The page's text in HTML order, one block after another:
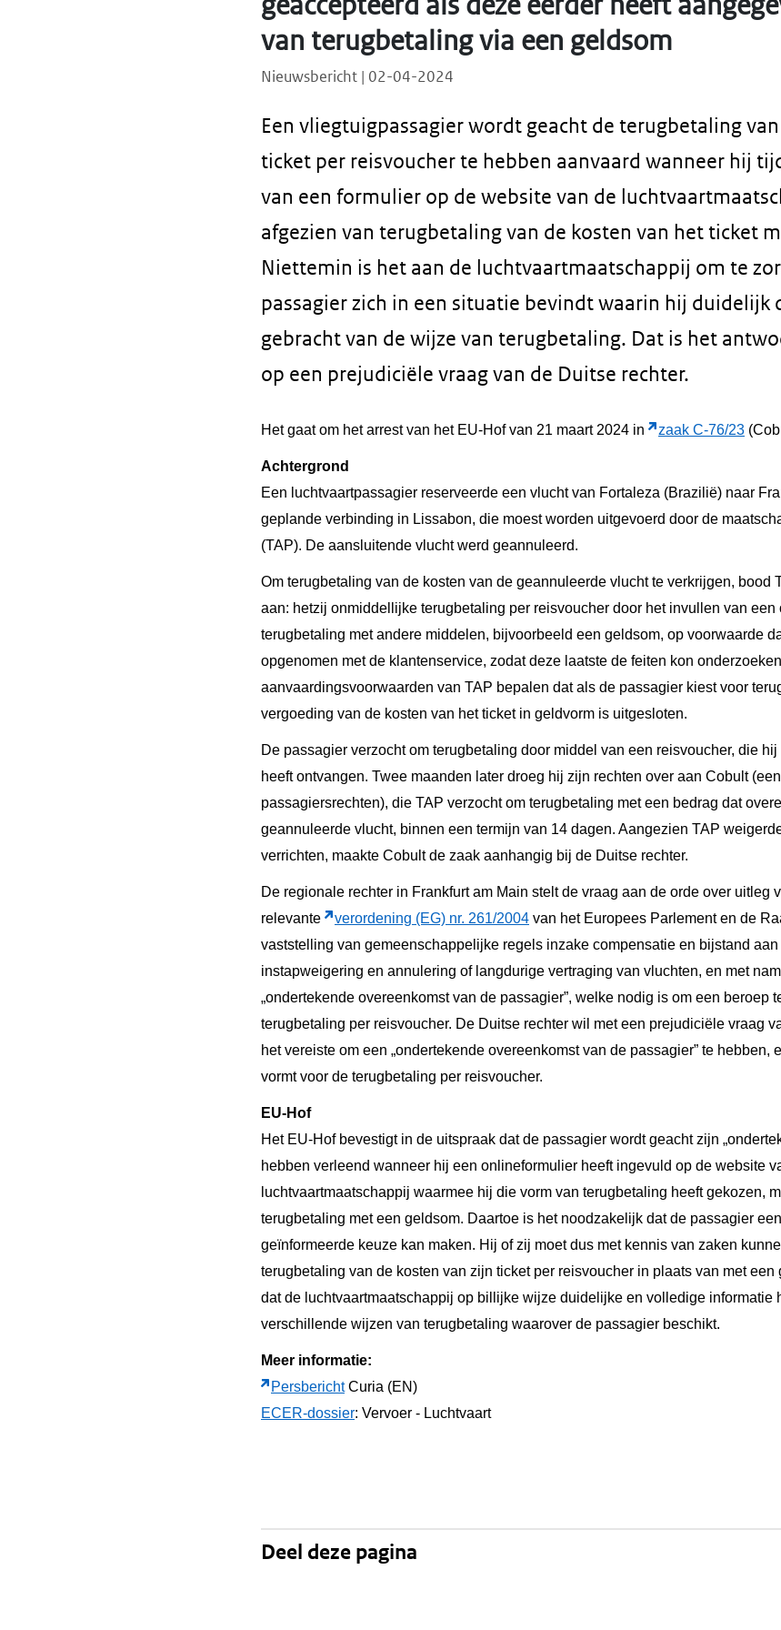
van terugbetaling via een geldsom
Nieuwsbericht | 02-04-2024
Een vliegtuigpassagier wordt geacht de terugbetaling
ticket per reisvoucher te hebben aanvaard wanneer hij
van een formulier op de website van de
afgezien van terugbetaling van de kosten van het ticket
Niettemin is het aan de luchtvaartmaatschappij om te
passagier zich in een situatie bevindt waarin hij duidelijk
gebracht van de wijze van terugbetaling. Dat is het
op een prejudiciële vraag van de Duitse rechter.
Het gaat om het arrest van het EU-Hof van 21 maart 2024 in zaak C-76/23
Achtergrond
Een luchtvaartpassagier reserveerde een vlucht van Fortaleza (Brazilië) naar
geplande verbinding in Lissabon, die moest worden uitgevoerd door de
(TAP). De aansluitende vlucht werd geannuleerd.
Om terugbetaling van de kosten van de geannuleerde vlucht te verkrijgen, bood
aan: hetzij onmiddellijke terugbetaling per reisvoucher door het invullen van een
terugbetaling met andere middelen, bijvoorbeeld een geldsom, op voorwaarde
opgenomen met de klantenservice, zodat deze laatste de feiten kon
aanvaardingsvoorwaarden van TAP bepalen dat als de passagier kiest voor
vergoeding van de kosten van het ticket in geldvorm is uitgesloten.
De passagier verzocht om terugbetaling door middel van een reisvoucher, die
heeft ontvangen. Twee maanden later droeg hij zijn rechten over aan Cobult
passagiersrechten), die TAP verzocht om terugbetaling met een bedrag dat
geannuleerde vlucht, binnen een termijn van 14 dagen. Aangezien TAP
verrichten, maakte Cobult de zaak aanhangig bij de Duitse rechter.
De regionale rechter in Frankfurt am Main stelt de vraag aan de orde over uitleg
relevante
verordening (EG) nr. 261/2004 van het Europees Parlement en de
vaststelling van gemeenschappelijke regels inzake compensatie en bijstand
instapweigering en annulering of langdurige vertraging van vluchten, en met
„ondertekende overeenkomst van de passagier”, welke nodig is om een beroep
terugbetaling per reisvoucher. De Duitse rechter wil met een prejudiciële vraag
het vereiste om een „ondertekende overeenkomst van de passagier” te hebben,
vormt voor de terugbetaling per reisvoucher.
EU-Hof
Het EU-Hof bevestigt in de uitspraak dat de passagier wordt geacht zijn
hebben verleend wanneer hij een onlineformulier heeft ingevuld op de website
luchtvaartmaatschappij waarmee hij die vorm van terugbetaling heeft gekozen,
terugbetaling met een geldsom. Daartoe is het noodzakelijk dat de passagier
geïnformeerde keuze kan maken. Hij of zij moet dus met kennis van zaken
terugbetaling van de kosten van zijn ticket per reisvoucher in plaats van met een
dat de luchtvaartmaatschappij op billijke wijze duidelijke en volledige informatie
verschillende wijzen van terugbetaling waarover de passagier beschikt.
Meer informatie:
Persbericht Curia (EN)
ECER-dossier: Vervoer - Luchtvaart
Deel deze pagina